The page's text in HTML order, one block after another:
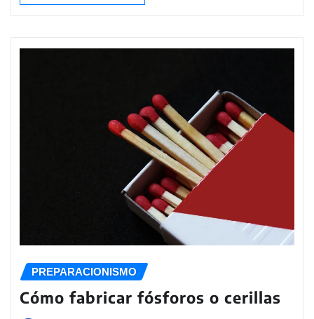
PREPARACIONISMO
Cómo fabricar fósforos o cerillas